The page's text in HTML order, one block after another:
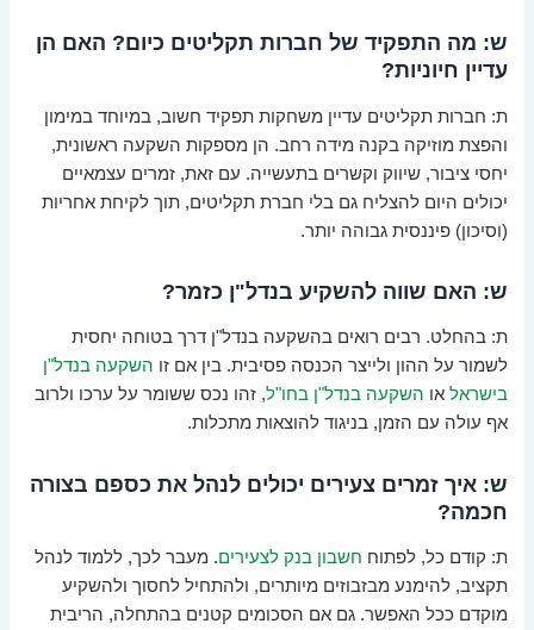
ש: מה התפקיד של חברות תקליטים כיום? האם הן
עדיין חיוניות?
ת: חברות תקליטים עדיין משחקות תפקיד חשוב, במיוחד במימון
והפצת מוזיקה בקנה מידה רחב. הן מספקות השקעה ראשונית,
יחסי ציבור, שיווק וקשרים בתעשייה. עם זאת, זמרים עצמאיים
יכולים היום להצליח גם בלי חברת תקליטים, תוך לקיחת אחריות
(וסיכון) פיננסית גבוהה יותר.
ש: האם שווה להשקיע בנדל"ן כזמר?
ת: בהחלט. רבים רואים בהשקעה בנדל"ן דרך בטוחה יחסית
לשמור על ההון ולייצר הכנסה פסיבית. בין אם זו השקעה בנדל"ן
בישראל או השקעה בנדל"ן בחו"ל, זהו נכס ששומר על ערכו ולרוב
אף עולה עם הזמן, בניגוד להוצאות מתכלות.
ש: איך זמרים צעירים יכולים לנהל את כספם בצורה
חכמה?
ת: קודם כל, לפתוח חשבון בנק לצעירים. מעבר לכך, ללמוד לנהל
תקציב, להימנע מבזבוזים מיותרים, ולהתחיל לחסוך ולהשקיע
מוקדם ככל האפשר. גם אם הסכומים קטנים בהתחלה, הריבית